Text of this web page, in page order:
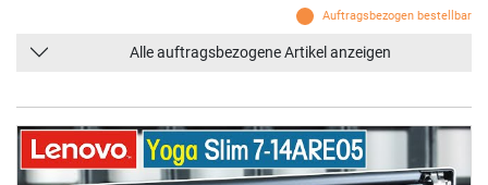
Auftragsbezogen bestellbar
Alle auftragsbezogene Artikel anzeigen